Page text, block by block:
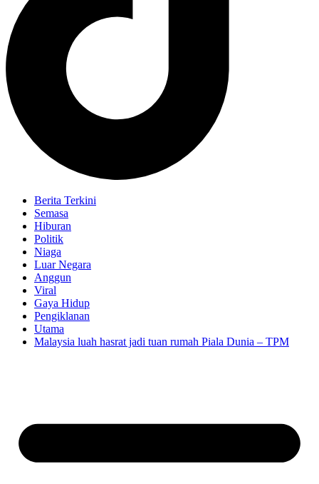
Berita Terkini
Semasa
Hiburan
Politik
Niaga
Luar Negara
Anggun
Viral
Gaya Hidup
Pengiklanan
Utama
Malaysia luah hasrat jadi tuan rumah Piala Dunia – TPM